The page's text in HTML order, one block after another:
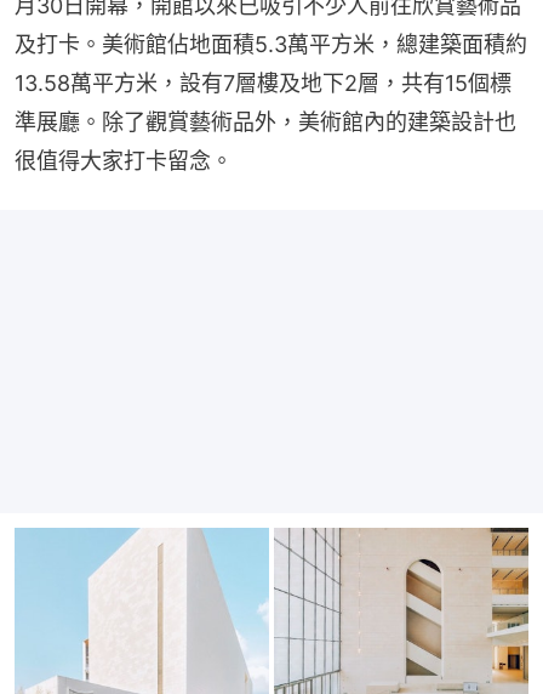
月30日開幕，開館以來已吸引不少人前往欣賞藝術品
及打卡。美術館佔地面積5.3萬平方米，總建築面積約
13.58萬平方米，設有7層樓及地下2層，共有15個標
準展廳。除了觀賞藝術品外，美術館內的建築設計也
很值得大家打卡留念。